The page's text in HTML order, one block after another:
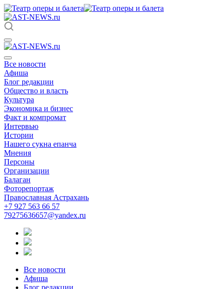
Все новости
Афиша
Блог редакции
Общество и власть
Культура
Экономика и бизнес
Факт и компромат
Интервью
Истории
Нашего сукна епанча
Мнения
Персоны
Организации
Балаган
Фоторепортаж
Православная Астрахань
+7 927 563 66 57
79275636657@yandex.ru
Все новости
Афиша
Блог редакции